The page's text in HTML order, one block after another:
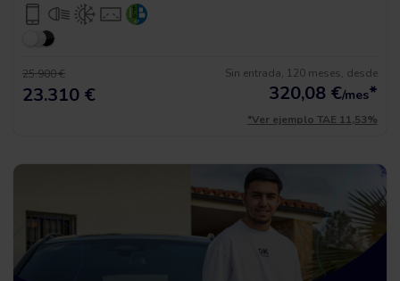
25.900 €
23.310 €
Sin entrada, 120 meses, desde
320,08 €/mes*
*Ver ejemplo TAE 11,53%